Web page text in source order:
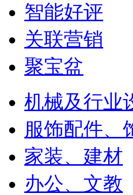
智能好评
关联营销
聚宝盆
机械及行业
服饰配件、
家装、建材
办公、文教